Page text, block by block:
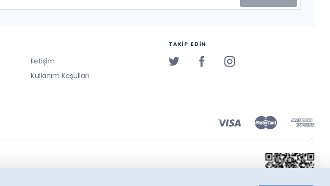
İletişim
Kullanım Koşulları
TAKİP EDİN